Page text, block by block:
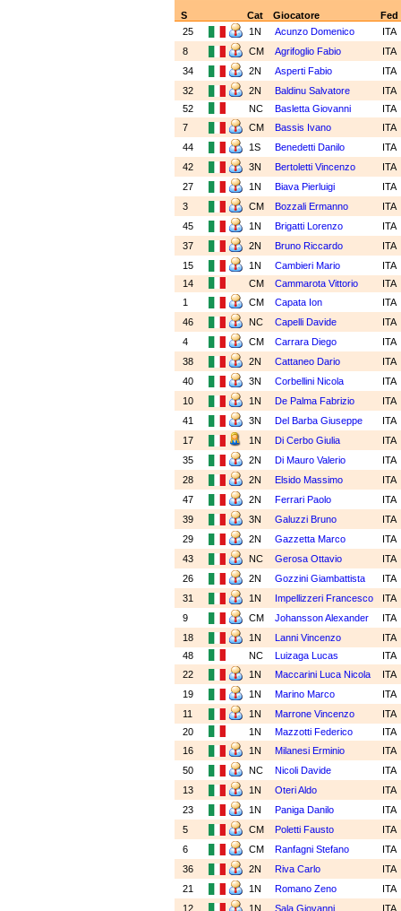
S Cat Giocatore
Fed
25
1N Acunzo Domenico
ITA
8
CM Agrifoglio Fabio
ITA
34
2N Asperti Fabio
ITA
32
2N Baldinu Salvatore
ITA
52
NC Basletta Giovanni
ITA
7
CM Bassis Ivano
ITA
44
1S Benedetti Danilo
ITA
42
3N Bertoletti Vincenzo
ITA
27
1N Biava Pierluigi
ITA
3
CM Bozzali Ermanno
ITA
45
1N Brigatti Lorenzo
ITA
37
2N Bruno Riccardo
ITA
15
1N Cambieri Mario
ITA
14
CM Cammarota Vittorio
ITA
1
CM Capata Ion
ITA
46
NC Capelli Davide
ITA
4
CM Carrara Diego
ITA
38
2N Cattaneo Dario
ITA
40
3N Corbellini Nicola
ITA
10
1N De Palma Fabrizio
ITA
41
3N Del Barba Giuseppe
ITA
17
1N Di Cerbo Giulia
ITA
35
2N Di Mauro Valerio
ITA
28
2N Elsido Massimo
ITA
47
2N Ferrari Paolo
ITA
39
3N Galuzzi Bruno
ITA
29
2N Gazzetta Marco
ITA
43
NC Gerosa Ottavio
ITA
26
2N Gozzini Giambattista
ITA
31
1N Impellizzeri Francesco
ITA
9
CM Johansson Alexander
ITA
18
1N Lanni Vincenzo
ITA
48
NC Luizaga Lucas
ITA
22
1N Maccarini Luca Nicola
ITA
19
1N Marino Marco
ITA
11
1N Marrone Vincenzo
ITA
20
1N Mazzotti Federico
ITA
16
1N Milanesi Erminio
ITA
50
NC Nicoli Davide
ITA
13
1N Oteri Aldo
ITA
23
1N Paniga Danilo
ITA
5
CM Poletti Fausto
ITA
6
CM Ranfagni Stefano
ITA
36
2N Riva Carlo
ITA
21
1N Romano Zeno
ITA
12
1N Sala Giovanni
ITA